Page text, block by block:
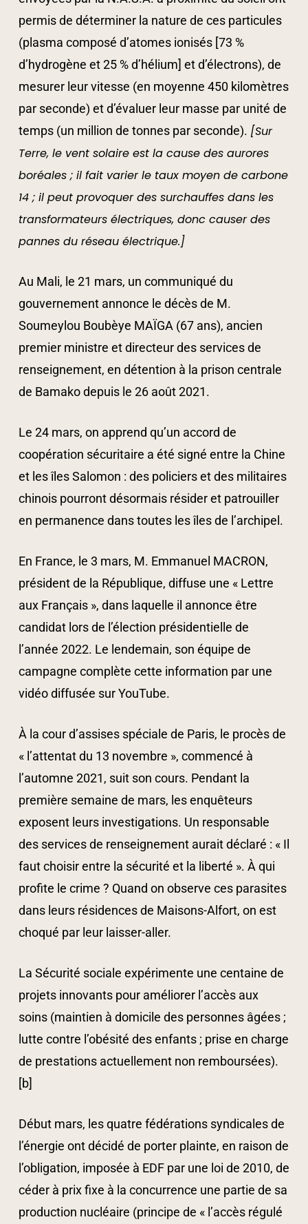
permis de déterminer la nature de ces particules
(plasma composé d’atomes ionisés [73 %
d’hydrogène et 25 % d’hélium] et d’électrons), de
mesurer leur vitesse (en moyenne 450 kilomètres
par seconde) et d’évaluer leur masse par unité de
temps (un million de tonnes par seconde). [Sur
Terre, le vent solaire est la cause des aurores
boréales ; il fait varier le taux moyen de carbone
14 ; il peut provoquer des surchauffes dans les
transformateurs électriques, donc causer des
pannes du réseau électrique.]
Au Mali, le 21 mars, un communiqué du
gouvernement annonce le décès de M.
Soumeylou Boubèye MAÏGA (67 ans), ancien
premier ministre et directeur des services de
renseignement, en détention à la prison centrale
de Bamako depuis le 26 août 2021.
Le 24 mars, on apprend qu’un accord de
coopération sécuritaire a été signé entre la Chine
et les îles Salomon : des policiers et des militaires
chinois pourront désormais résider et patrouiller
en permanence dans toutes les îles de l’archipel.
En France, le 3 mars, M. Emmanuel MACRON,
président de la République, diffuse une « Lettre
aux Français », dans laquelle il annonce être
candidat lors de l’élection présidentielle de
l’année 2022. Le lendemain, son équipe de
campagne complète cette information par une
vidéo diffusée sur YouTube.
À la cour d’assises spéciale de Paris, le procès de
« l’attentat du 13 novembre », commencé à
l’automne 2021, suit son cours. Pendant la
première semaine de mars, les enquêteurs
exposent leurs investigations. Un responsable
des services de renseignement aurait déclaré : « Il
faut choisir entre la sécurité et la liberté ». À qui
profite le crime ? Quand on observe ces parasites
dans leurs résidences de Maisons-Alfort, on est
choqué par leur laisser-aller.
La Sécurité sociale expérimente une centaine de
projets innovants pour améliorer l’accès aux
soins (maintien à domicile des personnes âgées ;
lutte contre l’obésité des enfants ; prise en charge
de prestations actuellement non remboursées).
[b]
Début mars, les quatre fédérations syndicales de
l’énergie ont décidé de porter plainte, en raison de
l’obligation, imposée à EDF par une loi de 2010, de
céder à prix fixe à la concurrence une partie de sa
production nucléaire (principe de « l’accès régulé